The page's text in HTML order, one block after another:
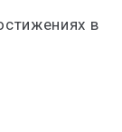
в